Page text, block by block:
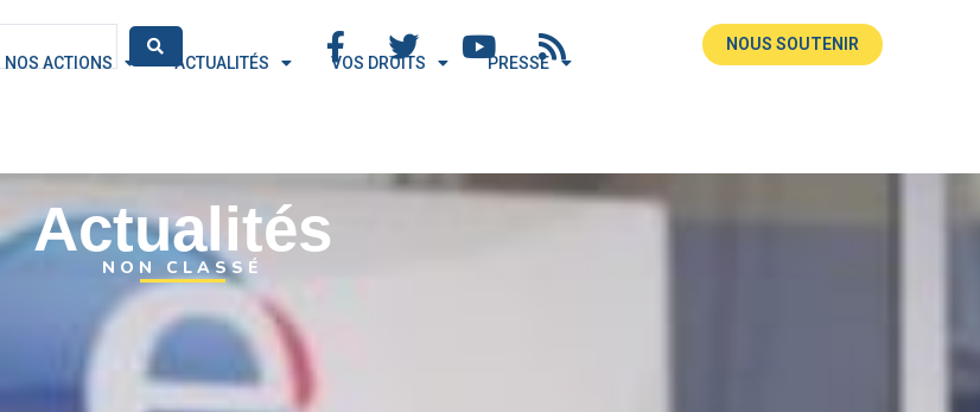
NOS ACTIONS ACTUALITÉS VOS DROITS PRESSE
NOUS SOUTENIR
Actualités
NON CLASSÉ